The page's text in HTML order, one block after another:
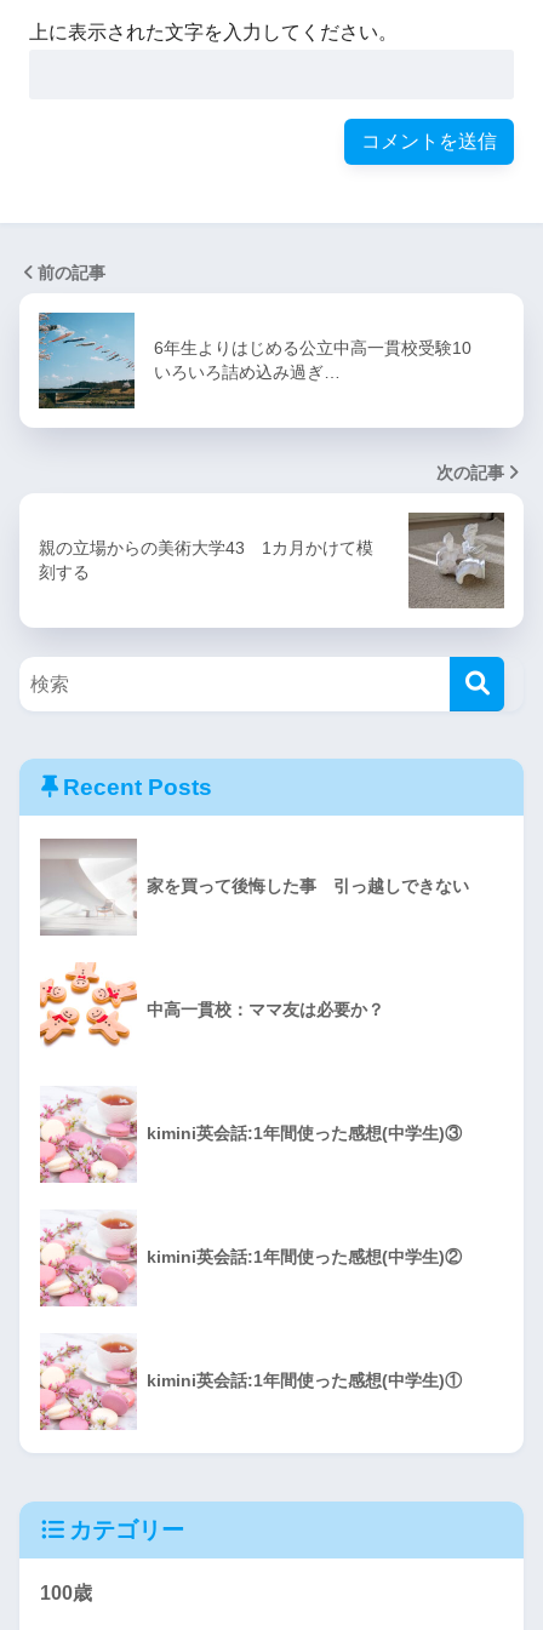
上に表示された文字を入力してください。
前の記事
6年生よりはじめる公立中高一貫校受験10
いろいろ詰め込み過ぎ…
次の記事
親の立場からの美術大学43 1カ月かけて模
刻する
Recent Posts
家を買って後悔した事 引っ越しできない
中高一貫校：ママ友は必要か？
kimini英会話:1年間使った感想(中学生)③
kimini英会話:1年間使った感想(中学生)②
kimini英会話:1年間使った感想(中学生)①
カテゴリー
100歳